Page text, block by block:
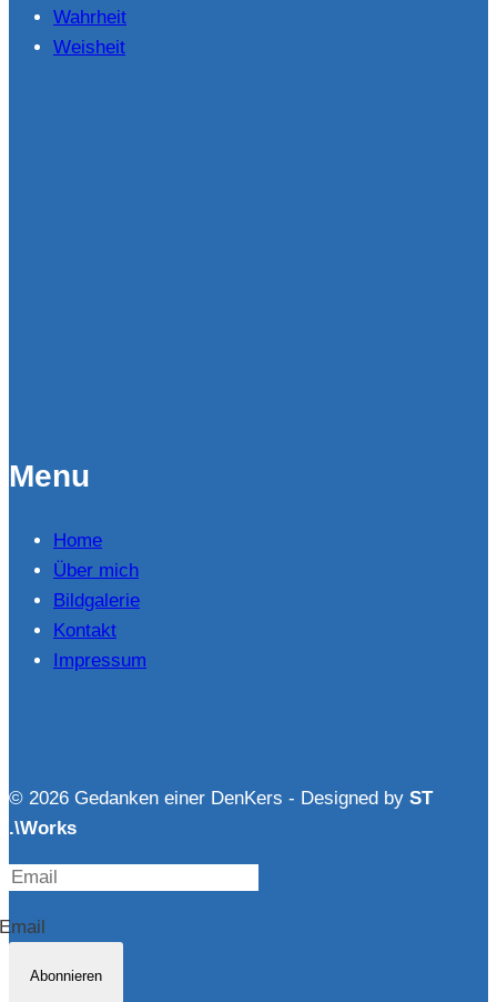
Wahrheit
Weisheit
Menu
Home
Über mich
Bildgalerie
Kontakt
Impressum
© 2026 Gedanken einer DenKers - Designed by ST
.\Works
Email
Abonnieren